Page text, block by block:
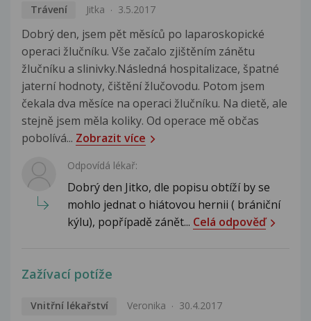
Trávení Jitka 3.5.2017
Dobrý den, jsem pět měsíců po laparoskopické
operaci žlučníku. Vše začalo zjištěním zánětu
žlučníku a slinivky.Následná hospitalizace, špatné
jaterní hodnoty, čištění žlučovodu. Potom jsem
čekala dva měsíce na operaci žlučníku. Na dietě, ale
stejně jsem měla koliky. Od operace mě občas
pobolívá... Zobrazit více
Odpovídá lékař:
Dobrý den Jitko, dle popisu obtíží by se
mohlo jednat o hiátovou hernii ( brániční
kýlu), popřípadě zánět... Celá odpověď
Zažívací potíže
Vnitřní lékařství Veronika 30.4.2017